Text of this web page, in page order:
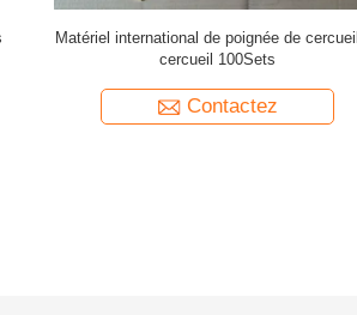
Accessoires de cercueil de la barre
45*32*26mm d'oscillation de poignée de
Contactez